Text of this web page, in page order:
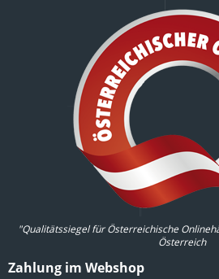
"Qualitätssiegel für Österreichische
Österreich
Zahlung im Webshop